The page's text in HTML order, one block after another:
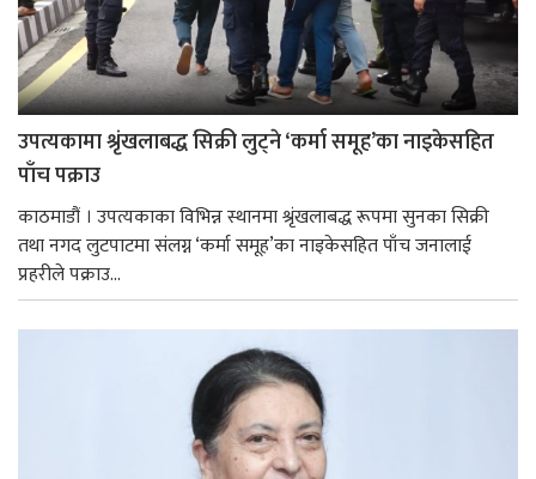
उपत्यकामा श्रृंखलाबद्ध सिक्री लुट्ने ‘कर्मा समूह’का नाइकेसहित
पाँच पक्राउ
काठमाडौं । उपत्यकाका विभिन्न स्थानमा श्रृंखलाबद्ध रूपमा सुनका सिक्री
तथा नगद लुटपाटमा संलग्न ‘कर्मा समूह’का नाइकेसहित पाँच जनालाई
प्रहरीले पक्राउ...